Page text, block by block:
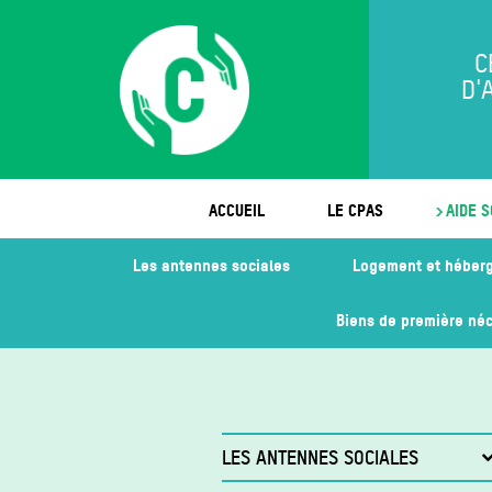
ACCUEIL LE CPAS AIDE
Les antennes sociales Logement et
Biens de première
LES ANTENNES SOCIALES